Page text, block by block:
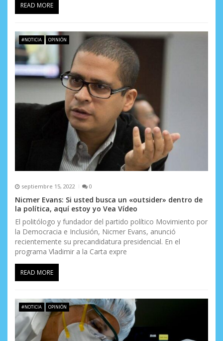
READ MORE
#NOTICIA OPINIÓN
septiembre 15, 2022 0
Nicmer Evans: Si usted busca un «outsider» dentro de
la política, aquí estoy yo Vea Vídeo
El politólogo y fundador del partido político Movimiento por
la Democracia e Inclusión, Nicmer Evans, anunció
recientemente su precandidatura presidencial. En el
programa Vladimir a la Carta expre
READ MORE
#NOTICIA OPINIÓN